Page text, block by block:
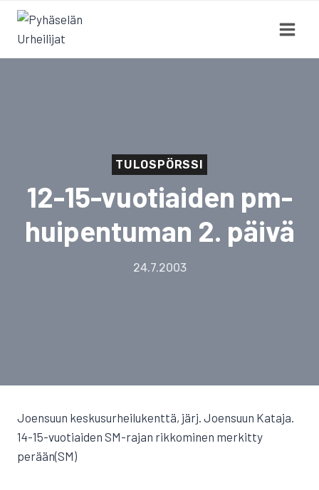
Siirry
sisältöön
TULOSPÖRSSI
12-15-vuotiaiden pm-
huipentuman 2. päivä
24.7.2003
Joensuun keskusurheilukenttä, järj. Joensuun Kataja.
14-15-vuotiaiden SM-rajan rikkominen merkitty
perään(SM)